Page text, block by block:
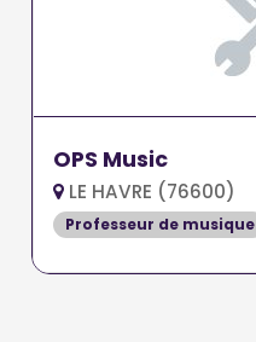
OPS Music
LE HAVRE (76600)
Professeur de musique